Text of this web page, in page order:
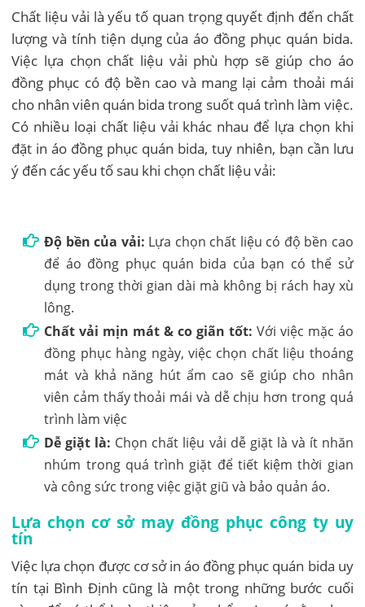
Chất liệu vải là yếu tố quan trọng quyết định đến chất
lượng và tính tiện dụng của áo đồng phục quán bida.
Việc lựa chọn chất liệu vải phù hợp sẽ giúp cho áo
đồng phục có độ bền cao và mang lại cảm thoải mái
cho nhân viên quán bida trong suốt quá trình làm việc.
Có nhiều loại chất liệu vải khác nhau để lựa chọn khi
đặt in áo đồng phục quán bida, tuy nhiên, bạn cần lưu
ý đến các yếu tố sau khi chọn chất liệu vải:
Độ bền của vải: Lựa chọn chất liệu có độ bền cao
để áo đồng phục quán bida của bạn có thể sử
dụng trong thời gian dài mà không bị rách hay xù
lông.
Chất vải mịn mát & co giãn tốt: Với việc mặc áo
đồng phục hàng ngày, việc chọn chất liệu thoáng
mát và khả năng hút ẩm cao sẽ giúp cho nhân
viên cảm thấy thoải mái và dễ chịu hơn trong quá
trình làm việc
Dễ giặt là: Chọn chất liệu vải dễ giặt là và ít nhăn
nhúm trong quá trình giặt để tiết kiệm thời gian
và công sức trong việc giặt giũ và bảo quản áo.
Lựa chọn cơ sở may đồng phục công ty uy
tín
Việc lựa chọn được cơ sở in áo đồng phục quán bida uy
tín tại Bình Định cũng là một trong những bước cuối